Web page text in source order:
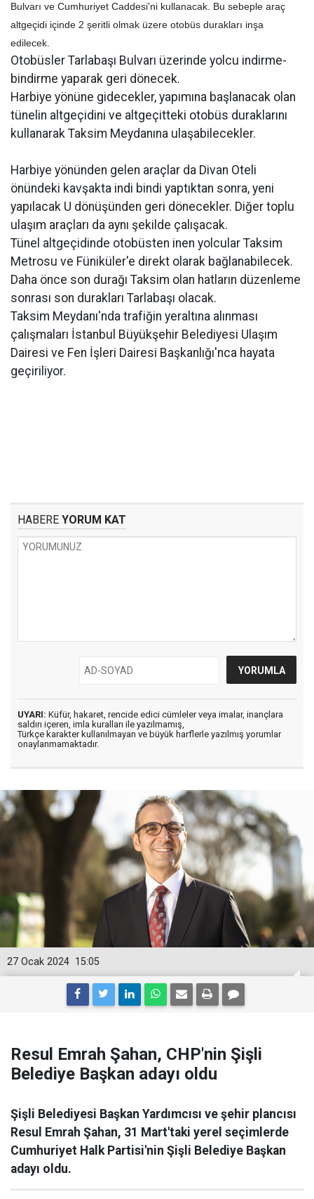
Bulvarı ve Cumhuriyet Caddesi'ni kullanacak. Bu sebeple araç
altgeçidi içinde 2 şeritli olmak üzere otobüs durakları inşa
edilecek.
Otobüsler Tarlabaşı Bulvarı üzerinde yolcu indirme-
bindirme yaparak geri dönecek.
Harbiye yönüne gidecekler, yapımına başlanacak olan
tünelin altgeçidini ve altgeçitteki otobüs duraklarını
kullanarak Taksim Meydanına ulaşabilecekler.
Harbiye yönünden gelen araçlar da Divan Oteli
önündeki kavşakta indi bindi yaptıktan sonra, yeni
yapılacak U dönüşünden geri dönecekler. Diğer toplu
ulaşım araçları da aynı şekilde çalışacak.
Tünel altgeçidinde otobüsten inen yolcular Taksim
Metrosu ve Füniküler'e direkt olarak bağlanabilecek.
Daha önce son durağı Taksim olan hatların düzenleme
sonrası son durakları Tarlabaşı olacak.
Taksim Meydanı'nda trafiğin yeraltına alınması
çalışmaları İstanbul Büyükşehir Belediyesi Ulaşım
Dairesi ve Fen İşleri Dairesi Başkanlığı'nca hayata
geçiriliyor.
HABERE YORUM KAT
UYARI: Küfür, hakaret, rencide edici cümleler veya imalar, inançlara
saldırı içeren, imla kuralları ile yazılmamış,
Türkçe karakter kullanılmayan ve büyük harflerle yazılmış yorumlar
onaylanmamaktadır.
15:05
27 Ocak 2024
Resul Emrah Şahan, CHP'nin Şişli
Belediye Başkan adayı oldu
Şişli Belediyesi Başkan Yardımcısı ve şehir plancısı
Resul Emrah Şahan, 31 Mart'taki yerel seçimlerde
Cumhuriyet Halk Partisi'nin Şişli Belediye Başkan
adayı oldu.